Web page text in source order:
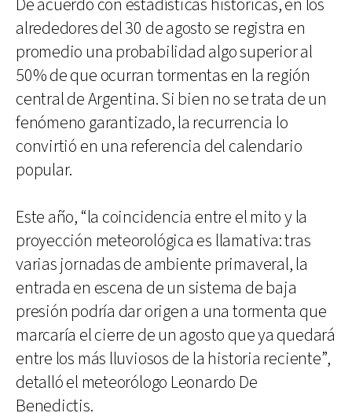
De acuerdo con estadísticas históricas, en los
alrededores del 30 de agosto se registra en
promedio una probabilidad algo superior al
50% de que ocurran tormentas en la región
central de Argentina. Si bien no se trata de un
fenómeno garantizado, la recurrencia lo
convirtió en una referencia del calendario
popular.
Este año, “la coincidencia entre el mito y la
proyección meteorológica es llamativa: tras
varias jornadas de ambiente primaveral, la
entrada en escena de un sistema de baja
presión podría dar origen a una tormenta que
marcaría el cierre de un agosto que ya quedará
entre los más lluviosos de la historia reciente”,
detalló el meteorólogo Leonardo De
Benedictis.